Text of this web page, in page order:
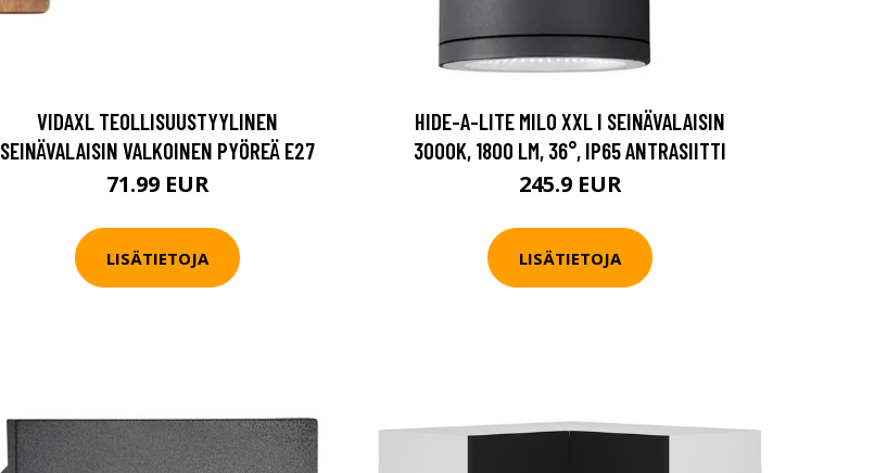
VIDAXL TEOLLISUUSTYYLINEN
SEINÄVALAISIN VALKOINEN PYÖREÄ E27
71.99 EUR
LISÄTIETOJA
HIDE-A-LITE MILO XXL I SEINÄVALAISIN
3000K, 1800 LM, 36°, IP65 ANTRASIITTI
245.9 EUR
LISÄTIETOJA